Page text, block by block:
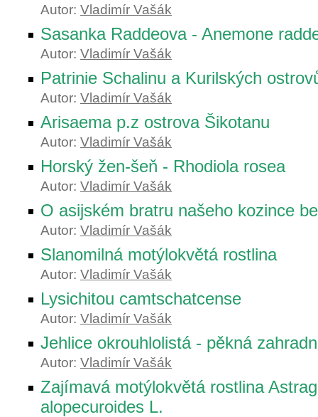
Autor: Vladimír Vašák
Sasanka Raddeova - Anemone
Autor: Vladimír Vašák
Patrinie Schalinu a Kurilských
Autor: Vladimír Vašák
Arisaema p.z ostrova Šikotanu
Autor: Vladimír Vašák
Horský žen-šeň - Rhodiola rosea
Autor: Vladimír Vašák
O asijském bratru našeho kozince
Autor: Vladimír Vašák
Slanomilná motýlokvětá rostlina
Autor: Vladimír Vašák
Lysichitou camtschatcense
Autor: Vladimír Vašák
Jehlice okrouhlolistá - pěkná
Autor: Vladimír Vašák
Zajímavá motýlokvětá rostlina
alopecuroides L.